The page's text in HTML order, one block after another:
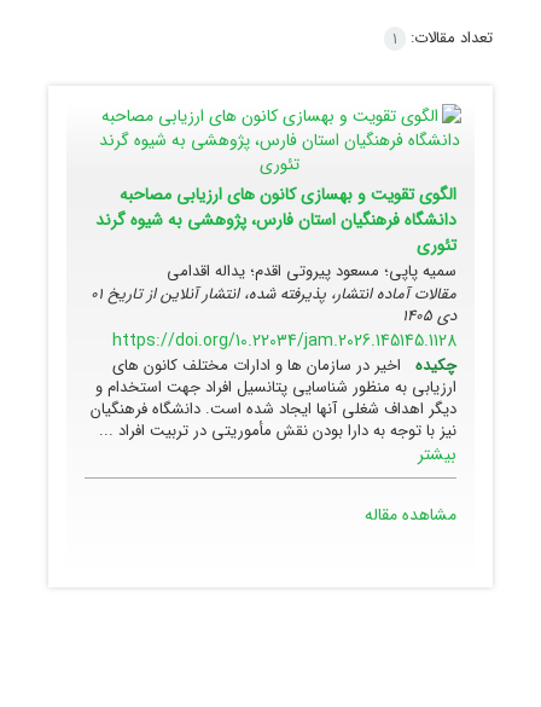
تعداد مقالات: 1
الگوی تقویت و بهسازی کانون های ارزیابی مصاحبه
دانشگاه فرهنگیان استان فارس، پژوهشی به شیوه گرند
تئوری
سمیه پاپی؛ مسعود پیروتی اقدم؛ یداله اقدامی
مقالات آماده انتشار، پذیرفته شده، انتشار آنلاین از تاریخ01
دی 1405
https://doi.org/10.22034/jam.2026.145145.1128
چکیده
اخیر در سازمان ها و ادارات مختلف کانون های
ارزیابی به منظور شناسایی پتانسیل افراد جهت استخدام و
دیگر اهداف شغلی آنها ایجاد شده است. دانشگاه فرهنگیان
نیز با توجه به دارا بودن نقش مأموریتی در تربیت افراد ...
بیشتر
مشاهده مقاله